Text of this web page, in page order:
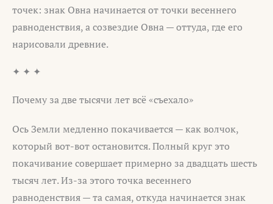
точек: знак Овна начинается от точки весеннего
равноденствия, а созвездие Овна — оттуда, где его
нарисовали древние.
✦ ✦ ✦
Почему за две тысячи лет всё «съехало»
Ось Земли медленно покачивается — как волчок,
который вот-вот остановится. Полный круг это
покачивание совершает примерно за двадцать шесть
тысяч лет. Из-за этого точка весеннего
равноденствия — та самая, откуда начинается знак